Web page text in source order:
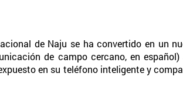
de Naju se ha convertido en un
de campo cercano, en
en su teléfono inteligente y